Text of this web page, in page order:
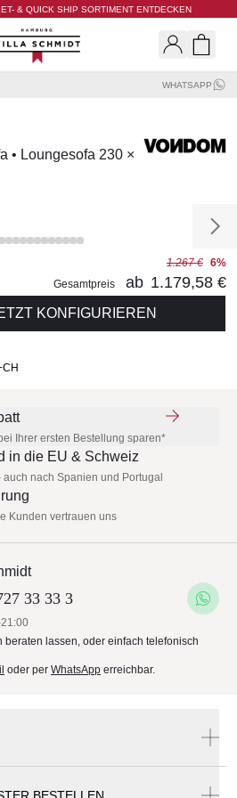
& QUICK SHIP SORTIMENT ENTDECKEN
Schmidt
WHATSAPP
• Loungesofa 230 ×
1.267 € 6%
Gesamtpreis
ab 1.179,58 €
KONFIGURIEREN
Ihrer ersten Bestellung sparen*
in die EU & Schweiz
nach Spanien und Portugal
Kunden vertrauen uns
33 33 3
beraten lassen, oder einfach telefonisch
oder per WhatsApp erreichbar.
BESTELLEN